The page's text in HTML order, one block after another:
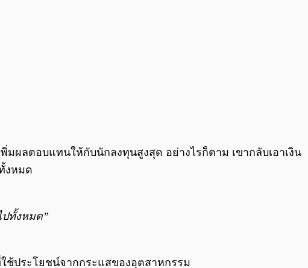
มผลตอบแทนให้กับนักลงทุนสูงสุด อย่างไรก็ตาม เขากลับเอาเงิน
งหมด
ปทั้งหมด”
ช้ประโยชน์จากกระแสของอุตสาหกรรม